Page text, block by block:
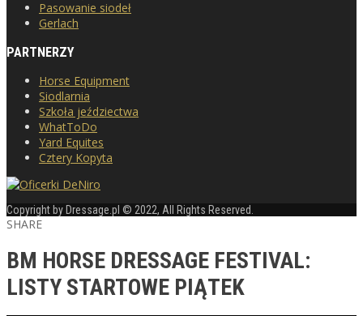
Pasowanie siodeł
Gerlach
PARTNERZY
Horse Equipment
Siodlarnia
Szkoła jeździectwa
WhatToDo
Yard Equites
Cztery Kopyta
Copyright by Dressage.pl © 2022, All Rights Reserved.
SHARE
BM HORSE DRESSAGE FESTIVAL:
LISTY STARTOWE PIĄTEK